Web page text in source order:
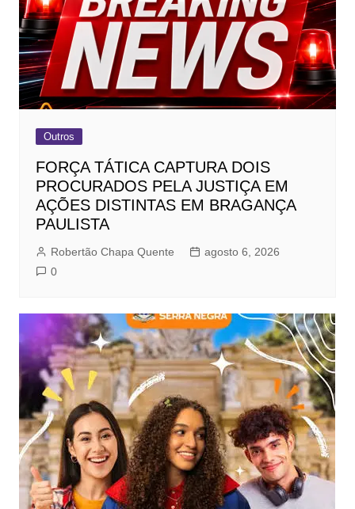
Outros
FORÇA TÁTICA CAPTURA DOIS
PROCURADOS PELA JUSTIÇA EM
AÇÕES DISTINTAS EM BRAGANÇA
PAULISTA
Robertão Chapa Quente
agosto 6, 2026
0